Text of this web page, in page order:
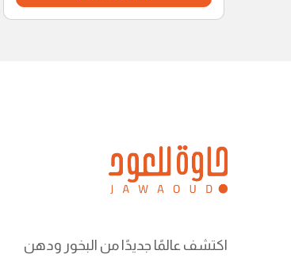
اكتشف عالمًا جديدًا من البخور ودهن